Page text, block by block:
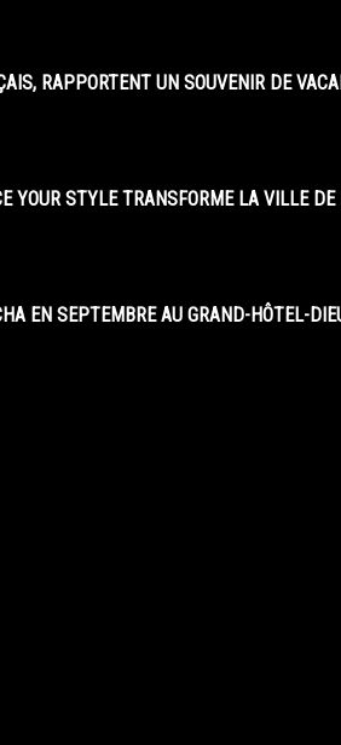
RAPPORTENT UN SOUVENIR DE
YOUR STYLE TRANSFORME LA VILLE
EN SEPTEMBRE AU GRAND-HÔTEL-